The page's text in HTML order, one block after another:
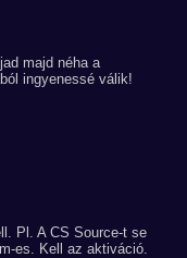
majd néha a
ingyenessé válik!
Pl. A CS Source-t se
es. Kell az aktiváció.